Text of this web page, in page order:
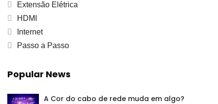
Extensão Elétrica
HDMI
Internet
Passo a Passo
Popular News
A Cor do cabo de rede muda em algo?